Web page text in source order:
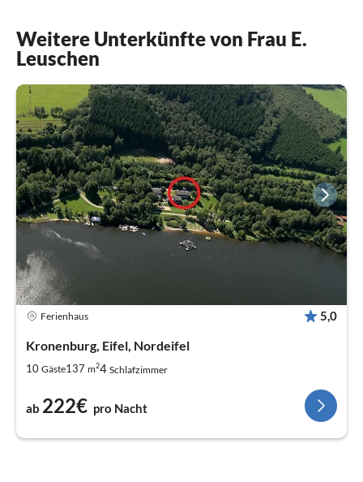
Weitere Unterkünfte von Frau E.
Leuschen
Ferienhaus 5,0
Kronenburg, Eifel, Nordeifel
10 Gäste137 m24 Schlafzimmer
ab 222€ pro Nacht